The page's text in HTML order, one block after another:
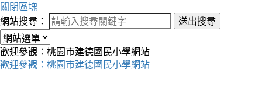
關閉區塊
網站搜尋：
送出搜尋
歡迎參觀：桃園市建德國民小學網站
歡迎參觀：桃園市建德國民小學網站